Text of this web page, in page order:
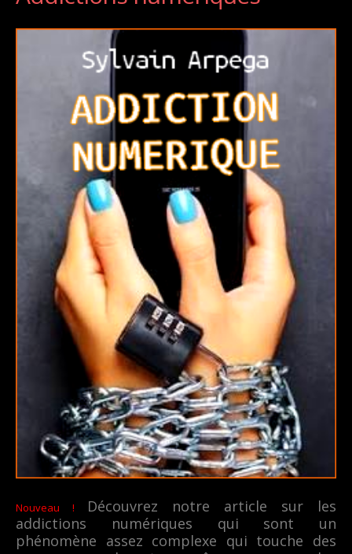
Nouveau !
Découvrez notre article sur les
addictions numériques qui sont un
phénomène assez complexe qui touche des